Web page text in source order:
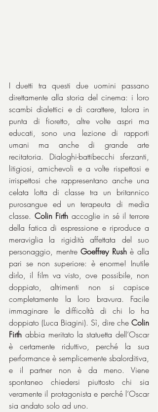
I duetti tra questi due uomini passano
direttamente alla storia del cinema: i loro
scambi dialettici e di carattere, talora in
punta di fioretto, altre volte aspri ma
educati, sono una lezione di rapporti
umani ma anche di grande arte
recitatoria. Dialoghi-battibecchi sferzanti,
litigiosi, amichevoli e a volte rispettosi e
irrispettosi che rappresentano anche una
celata lotta di classe tra un britannico
purosangue ed un terapeuta di media
classe. Colin Firth accoglie in sé il terrore
della fatica di espressione e riproduce a
meraviglia la rigidità affettata del suo
personaggio, mentre Goeffrey Rush è alla
pari se non superiore: è enorme! Inutile
dirlo, il film va visto, ove possibile, non
doppiato, altrimenti non si capisce
completamente la loro bravura. Facile
immaginare le difficoltà di chi lo ha
doppiato (Luca Biagini). Sì, dire che Colin
Firth abbia meritato la statuetta dell’Oscar
è certamente riduttivo, perché la sua
performance è semplicemente sbalorditiva,
e il partner non è da meno. Viene
spontaneo chiedersi piuttosto chi sia
veramente il protagonista e perché l’Oscar
sia andato solo ad uno.